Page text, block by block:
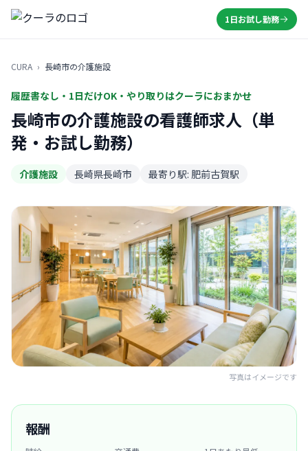
1日お試し勤務
CURA › 長崎市の介護施設
履歴書なし・1日だけOK・やり取りはクーラにおまかせ
長崎市の介護施設の看護師求人（単
発・お試し勤務）
介護施設 長崎県長崎市 最寄り駅: 肥前古賀駅
写真はイメージです
報酬